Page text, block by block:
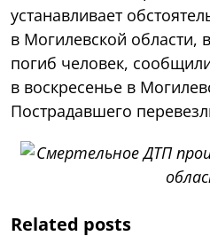
устанавливает
в Могилевской области,
погиб человек,
в воскресенье в
Пострадавшего
Related posts